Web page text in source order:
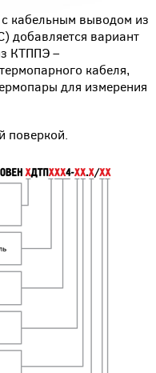
кабельным выводом из
добавляется вариант
КТППЭ –
кабеля,
для измерения
поверкой.